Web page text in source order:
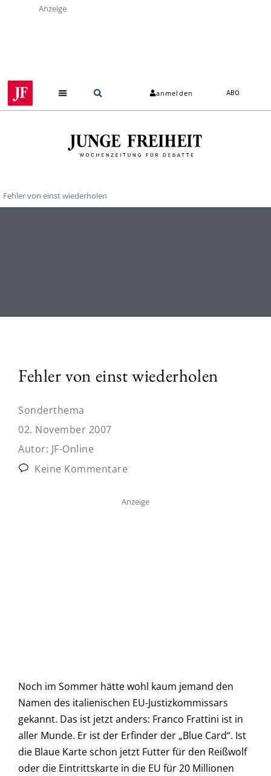
Anzeige
anmelden ABO
Fehler von einst wiederholen
Fehler von einst wiederholen
Sonderthema
02. November 2007
Autor: JF-Online
Keine Kommentare
Anzeige
Noch im Sommer hätte wohl kaum jemand den
Namen des italienischen EU-Justizkommissars
gekannt. Das ist jetzt anders: Franco Frattini ist in
aller Munde. Er ist der Erfinder der „Blue Card“. Ist
die Blaue Karte schon jetzt Futter für den Reißwolf
oder die Eintrittskarte in die EU für 20 Millionen